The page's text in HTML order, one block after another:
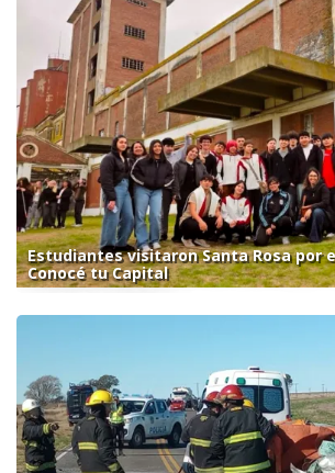
Estudiantes visitaron Santa Rosa por
Conocé tu Capital